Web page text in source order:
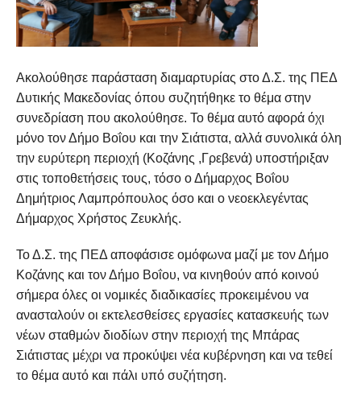
Ακολούθησε παράσταση διαμαρτυρίας στο Δ.Σ. της ΠΕΔ
Δυτικής Μακεδονίας όπου συζητήθηκε το θέμα στην
συνεδρίαση που ακολούθησε. Το θέμα αυτό αφορά όχι
μόνο τον Δήμο Βοΐου και την Σιάτιστα, αλλά συνολικά όλη
την ευρύτερη περιοχή (Κοζάνης ,Γρεβενά) υποστήριξαν
στις τοποθετήσεις τους, τόσο ο Δήμαρχος Βοΐου
Δημήτριος Λαμπρόπουλος όσο και ο νεοεκλεγέντας
Δήμαρχος Χρήστος Ζευκλής.
Το Δ.Σ. της ΠΕΔ αποφάσισε ομόφωνα μαζί με τον Δήμο
Κοζάνης και τον Δήμο Βοΐου, να κινηθούν από κοινού
σήμερα όλες οι νομικές διαδικασίες προκειμένου να
ανασταλούν οι εκτελεσθείσες εργασίες κατασκευής των
νέων σταθμών διοδίων στην περιοχή της Μπάρας
Σιάτιστας μέχρι να προκύψει νέα κυβέρνηση και να τεθεί
το θέμα αυτό και πάλι υπό συζήτηση.